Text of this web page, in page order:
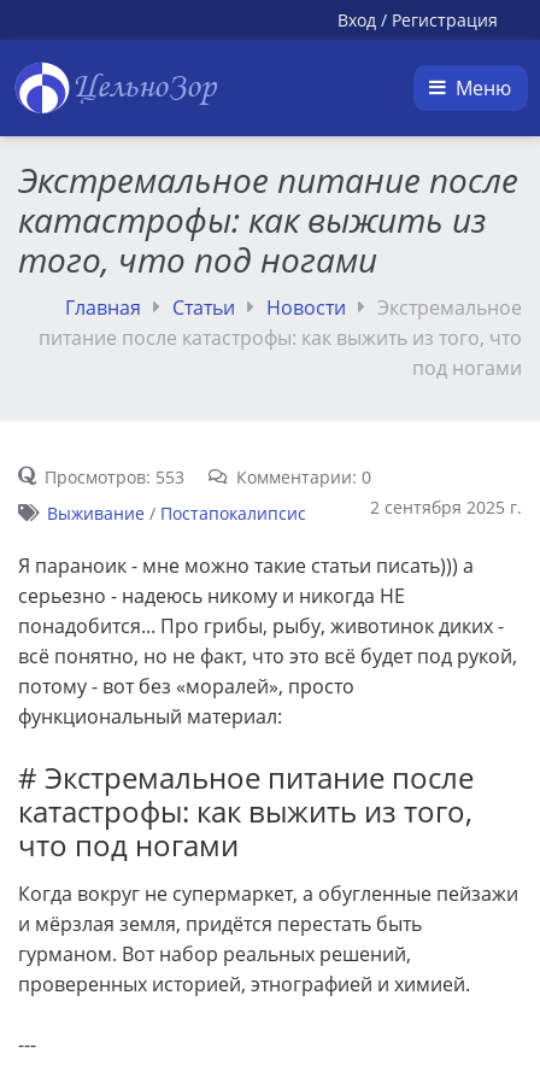
Вход / Регистрация
ЦельноЗор Меню
Экстремальное питание после
катастрофы: как выжить из
того, что под ногами
Главная Статьи Новости
Экстремальное
питание после катастрофы: как выжить из того, что
под ногами
Просмотров: 553
Комментарии: 0
2 сентября 2025 г.
Выживание / Постапокалипсис
Я параноик - мне можно такие статьи писать))) а
серьезно - надеюсь никому и никогда НЕ
понадобится... Про грибы, рыбу, животинок диких -
всё понятно, но не факт, что это всё будет под рукой,
потому - вот без «моралей», просто
функциональный материал:
# Экстремальное питание после
катастрофы: как выжить из того,
что под ногами
Когда вокруг не супермаркет, а обугленные пейзажи
и мёрзлая земля, придётся перестать быть
гурманом. Вот набор реальных решений,
проверенных историей, этнографией и химией.
---